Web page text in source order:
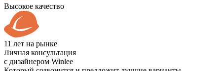
Высокое качество
11 лет на рынке
Личная консультация
с дизайнером Winlee